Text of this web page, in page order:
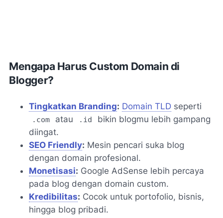
Mengapa Harus Custom Domain di
Blogger?
Tingkatkan Branding: Domain TLD seperti
.com atau .id
bikin blogmu lebih gampang
diingat.
SEO Friendly: Mesin pencari suka blog
dengan domain profesional.
Monetisasi: Google AdSense lebih percaya
pada blog dengan domain custom.
Kredibilitas: Cocok untuk portofolio, bisnis,
hingga blog pribadi.